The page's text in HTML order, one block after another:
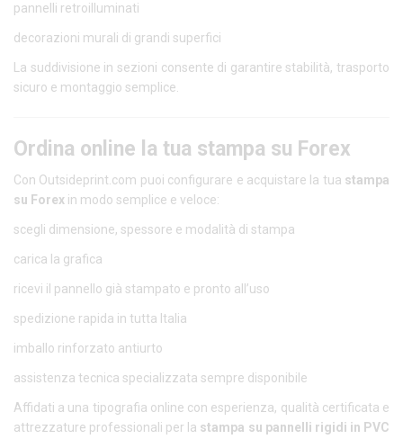
pannelli retroilluminati
decorazioni murali di grandi superfici
La suddivisione in sezioni consente di garantire stabilità, trasporto
sicuro e montaggio semplice.
Ordina online la tua stampa su Forex
Con Outsideprint.com puoi configurare e acquistare la tua stampa
su Forex in modo semplice e veloce:
scegli dimensione, spessore e modalità di stampa
carica la grafica
ricevi il pannello già stampato e pronto all’uso
spedizione rapida in tutta Italia
imballo rinforzato antiurto
assistenza tecnica specializzata sempre disponibile
Affidati a una tipografia online con esperienza, qualità certificata e
attrezzature professionali per la stampa su pannelli rigidi in PVC